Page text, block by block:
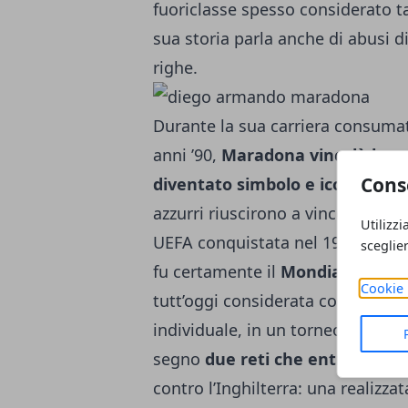
Cookie
fuoriclasse spesso considerato
sua storia parla anche di abusi
righe.
Durante la sua carriera
anni ’90, Maradona vincolò la
diventato simbolo e icona.
azzurri riuscirono a vincere due
UEFA conquistata nel 1989. Ma
fu certamente il Mondiale di
tutt’oggi considerata come la
individuale, in un torneo iridato.
segno due reti che entrarono
contro l’Inghilterra: una